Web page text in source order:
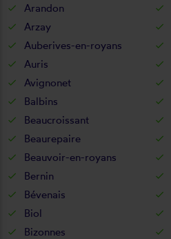
Arandon
Arzay
Auberives-en-royans
Auris
Avignonet
Balbins
Beaucroissant
Beaurepaire
Beauvoir-en-royans
Bernin
Bévenais
Biol
Bizonnes